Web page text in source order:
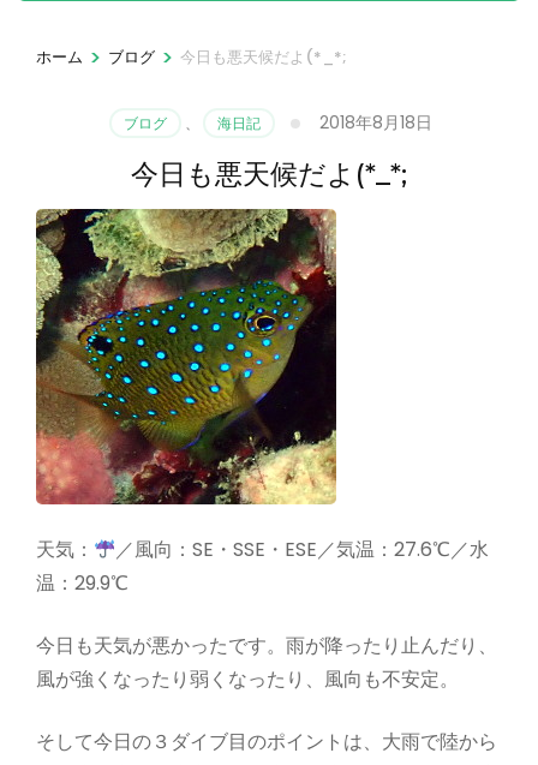
ホーム > ブログ > 今日も悪天候だよ(*_*;
ブログ 、 海日記 2018年8月18日
今日も悪天候だよ(*_*;
天気：
／風向：SE・SSE・ESE／気温：27.6℃／水
温：29.9℃
今日も天気が悪かったです。雨が降ったり止んだり、
風が強くなったり弱くなったり、風向も不安定。
そして今日の３ダイブ目のポイントは、大雨で陸から